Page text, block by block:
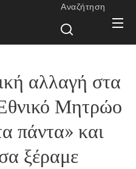
Αναζήτηση
αλλαγή στα
Μητρώο
πάντα» και
ξέραμε